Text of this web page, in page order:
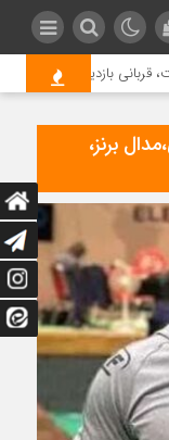
قربانی بازدید بیشتر می
برنز،